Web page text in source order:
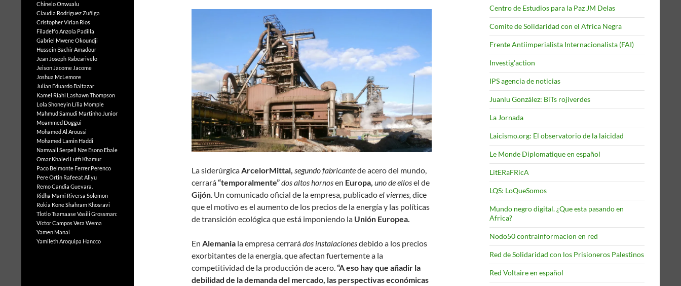
La siderúrgicaArcelorMittal, segundo fabricantede acero del mundo,
cerrará“temporalmente”dos altos hornosen Europa, uno de ellosel de
Gijón. Un comunicado oficial de la empresa, publicadoel viernes, dice
que el motivo es el aumento de los precios de la energía y las políticas
de transición ecológica que está imponiendo la Unión Europea.
En Alemania la empresa cerrarádos instalacionesdebido a los precios
exorbitantes de la energía, que afectan fuertemente a la
competitividad de la producción de acero.“A eso hay que añadir la
debilidad de la demanda del mercado, las perspectivas económicas
Centro de Estudios para la Paz JM Delas
Comite de Solidaridad con el Africa Negra
Frente Antiimperialista Internacionalista (FAI)
Investig'action
IPS agencia de noticias
Juanlu González: BiTs rojiverdes
La Jornada
Laicismo.org: El observatorio de la laicidad
Le Monde Diplomatique en español
LitERaFRicA
LQS: LoQueSomos
Mundo negro digital. ¿Que esta pasando en
Africa?
Nodo50 contrainformacion en red
Red de Solidaridad con los Prisioneros Palestinos
Red Voltaire en español
Chinelo Onwualu
Claudia Rodriguez Zuñiga
Cristopher Virlan Rios
Filadelfo Anzola Padilla
Gabriel Mwene Okoundji
Hussein Bachir Amadour
Jean Joseph Rabearivelo
Jeison Jacome Jacome
Joshua McLemore
Julian Eduardo Baltazar
Kamel Riahi Lashawn Thompson
Lola Shoneyin Lília Momple
Mahmud Samudi Martinho Junior
Moammed Doggui
Mohamed Al Aroussi
Mohamed Lamin Haddi
Namwall Serpell Nze Esono Ebale
Omar Khaled Lutfi Khamur
Paco Belmonte Ferrer Perenco
Pere Ortin Rafeeat Aliyu
Remo Candia Guevara.
Ridha Mami Riversa Solomon
Rokia KoneShahram Khosravi
Tlotlo TsamaaseVasili Grossman:
Víctor Campos Vera Wema
Yamen Manai
Yamileth Aroquipa Hancco